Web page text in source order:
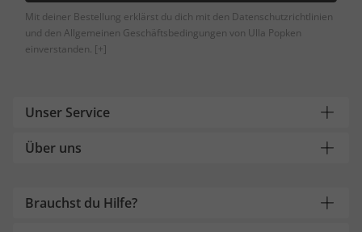
Mit deiner Bestellung erklärst du dich mit den Datenschutzrichtlinien
und den Allgemeinen Geschäftsbedingungen von Ulla Popken
einverstanden. [+]
Unser Service
Über uns
Brauchst du Hilfe?